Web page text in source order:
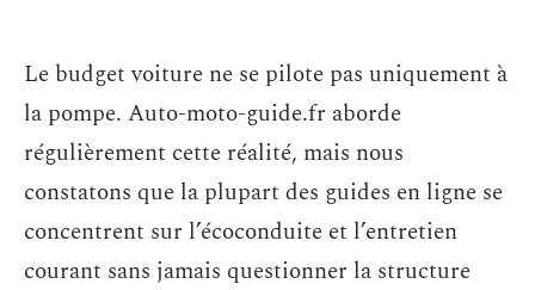
Le budget voiture ne se pilote pas uniquement à
la pompe. Auto-moto-guide.fr aborde
régulièrement cette réalité, mais nous
constatons que la plupart des guides en ligne se
concentrent sur l’écoconduite et l’entretien
courant sans jamais questionner la structure